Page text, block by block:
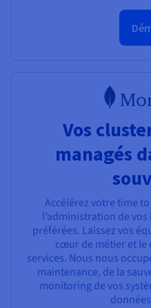
Vos
managés
Accélérez votre time
l’administration de vos
préférées. Laissez vos
cœur de métier et le
services. Nous nous
maintenance, de la
monitoring de vos